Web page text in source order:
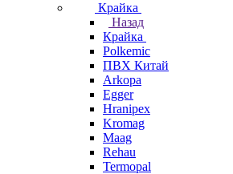
Крайка
Назад
Крайка
Polkemic
ПВХ Китай
Arkopa
Egger
Hranipex
Kromag
Maag
Rehau
Termopal